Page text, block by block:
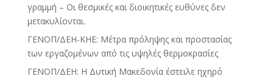
γραμμή – Οι θεσμικές και διοικητικές ευθύνες δεν
μετακυλίονται.
ΓΕΝΟΠ/ΔΕΗ-ΚΗΕ: Μέτρα πρόληψης και προστασίας
των εργαζομένων από τις υψηλές θερμοκρασίες
ΓΕΝΟΠ/ΔΕΗ: Η Δυτική Μακεδονία έστειλε ηχηρό